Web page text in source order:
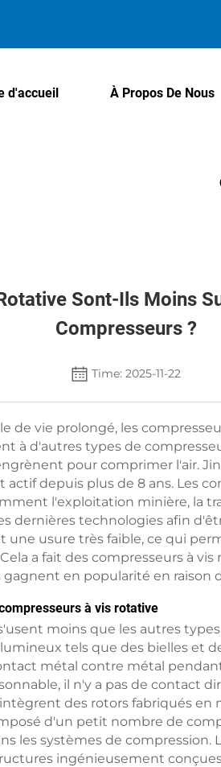
d'accueil À Propos De Nous
Sont-Ils Moins
Compresseurs ?
Time: 2025-11-22
de vie prolongé, les
d'autres types de
pour comprimer l'air.
depuis plus de 8 ans. Les
l'exploitation minière, la
dernières technologies afin
usure très faible, ce qui
a fait des compresseurs à
en popularité en raison
à vis rotative
moins que les autres
tels que des bielles et
métal contre métal
il n'y a pas de contact
des rotors fabriqués
d'un petit nombre de
les systèmes de
ingénieusement